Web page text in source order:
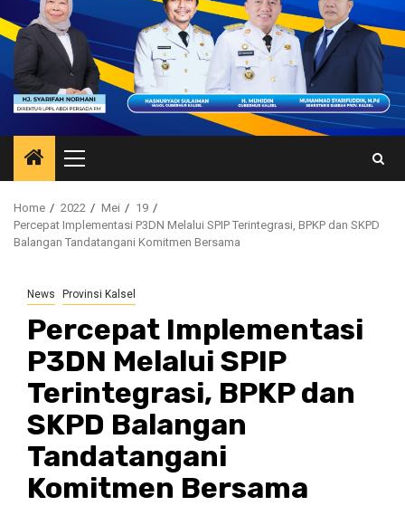
Primary
Menu
Home 2022 Mei
19
Percepat Implementasi P3DN Melalui SPIP Terintegrasi, BPKP dan SKPD
Balangan Tandatangani Komitmen Bersama
News Provinsi Kalsel
Percepat Implementasi
P3DN Melalui SPIP
Terintegrasi, BPKP dan
SKPD Balangan
Tandatangani
Komitmen Bersama